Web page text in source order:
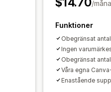
/
Funktioner
Obegränsat
Ingen
Obegränsat
Våra egna
Enastående